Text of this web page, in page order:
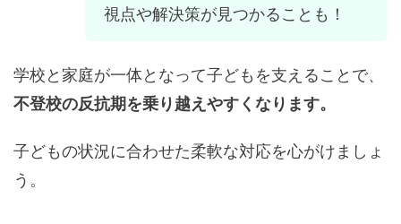
視点や解決策が見つかることも！
学校と家庭が一体となって子どもを支えることで、
不登校の反抗期を乗り越えやすくなります。
子どもの状況に合わせた柔軟な対応を心がけましょ
う。